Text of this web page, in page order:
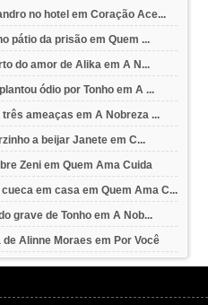
no hotel em Coração Ace...
pátio da prisão em Quem ...
do amor de Alika em A N...
ódio por Tonho em A ...
ameaças em A Nobreza ...
a beijar Janete em C...
Zeni em Quem Ama Cuida
em casa em Quem Ama C...
grave de Tonho em A Nob...
Alinne Moraes em Por Você